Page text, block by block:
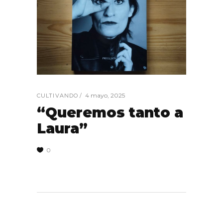
CULTIVANDO 4 mayo, 2025
“Queremos tanto a
Laura”
0